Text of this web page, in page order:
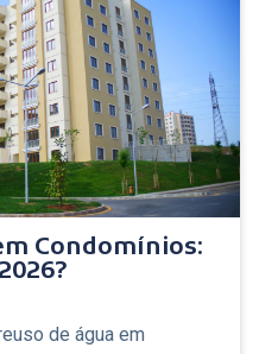
Condomínios:
de água em